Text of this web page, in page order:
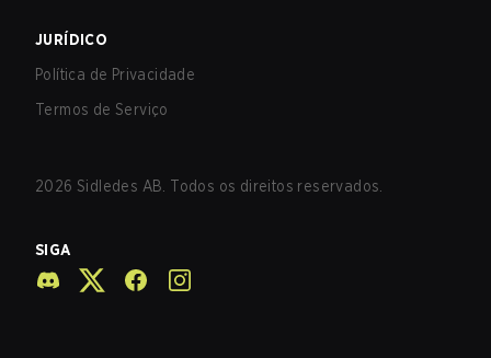
JURÍDICO
Política de Privacidade
Termos de Serviço
2026 Sidledes AB. Todos os direitos reservados.
SIGA